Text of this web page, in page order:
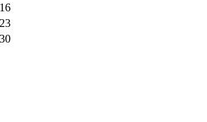
16
23
30